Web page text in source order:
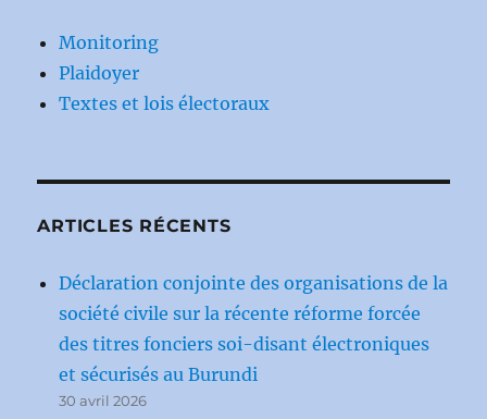
Monitoring
Plaidoyer
Textes et lois électoraux
ARTICLES RÉCENTS
Déclaration conjointe des organisations de la
société civile sur la récente réforme forcée
des titres fonciers soi-disant électroniques
et sécurisés au Burundi
30 avril 2026